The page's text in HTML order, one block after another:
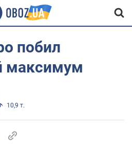
побил
максимум
10,9 т.